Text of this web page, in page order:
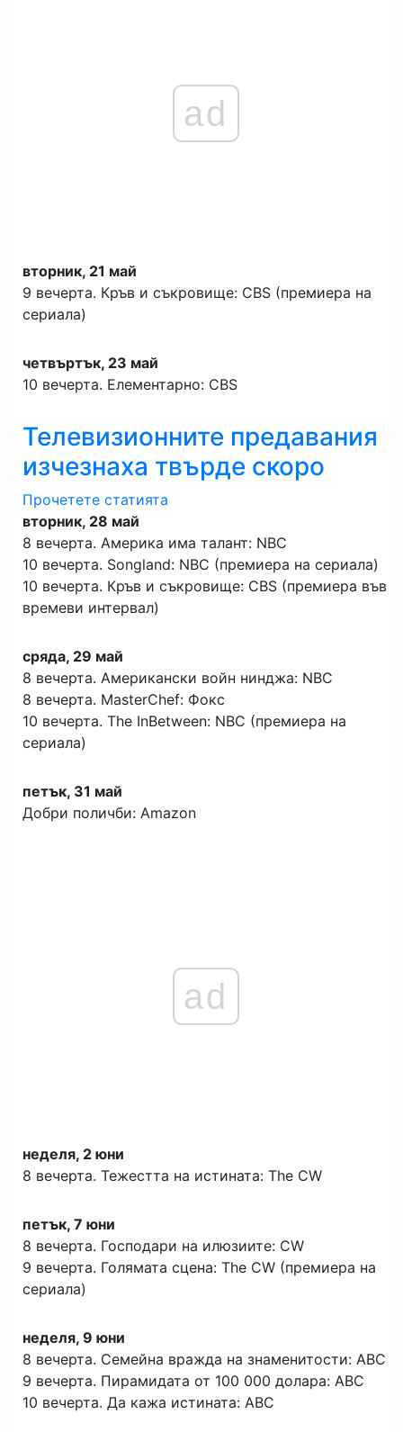
ad
вторник, 21 май
9 вечерта. Кръв и съкровище: CBS (премиера на
сериала)
четвъртък, 23 май
10 вечерта. Елементарно: CBS
Телевизионните предавания
изчезнаха твърде скоро
Прочетете статията
вторник, 28 май
8 вечерта. Америка има талант: NBC
10 вечерта. Songland: NBC (премиера на сериала)
10 вечерта. Кръв и съкровище: CBS (премиера във
времеви интервал)
сряда, 29 май
8 вечерта. Американски войн нинджа: NBC
8 вечерта. MasterChef: Фокс
10 вечерта. The InBetween: NBC (премиера на
сериала)
петък, 31 май
Добри поличби: Amazon
ad
неделя, 2 юни
8 вечерта. Тежестта на истината: The CW
петък, 7 юни
8 вечерта. Господари на илюзиите: CW
9 вечерта. Голямата сцена: The CW (премиера на
сериала)
неделя, 9 юни
8 вечерта. Семейна вражда на знаменитости: ABC
9 вечерта. Пирамидата от 100 000 долара: ABC
10 вечерта. Да кажа истината: ABC